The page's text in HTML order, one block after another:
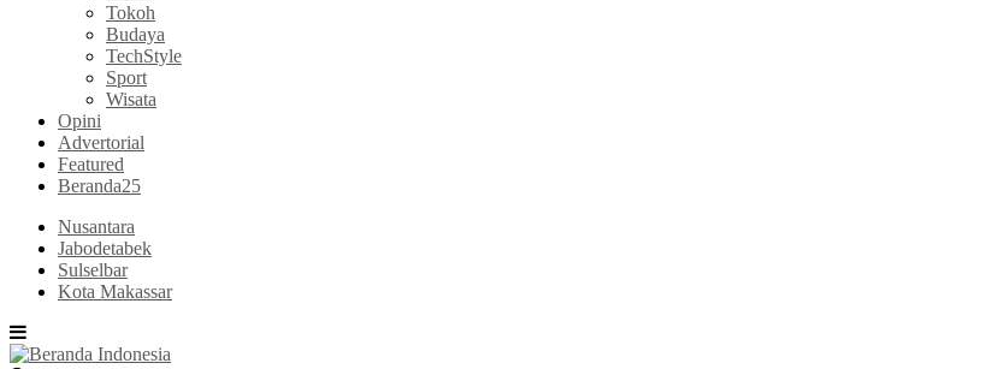
Tokoh
Budaya
TechStyle
Sport
Wisata
Opini
Advertorial
Featured
Beranda25
Nusantara
Jabodetabek
Sulselbar
Kota Makassar